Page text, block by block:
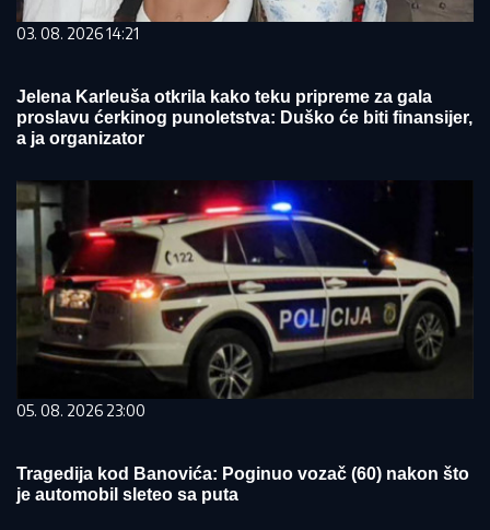
03. 08. 2026 14:21
Jelena Karleuša otkrila kako teku pripreme za gala
proslavu ćerkinog punoletstva: Duško će biti finansijer,
a ja organizator
05. 08. 2026 23:00
Tragedija kod Banovića: Poginuo vozač (60) nakon što
je automobil sleteo sa puta